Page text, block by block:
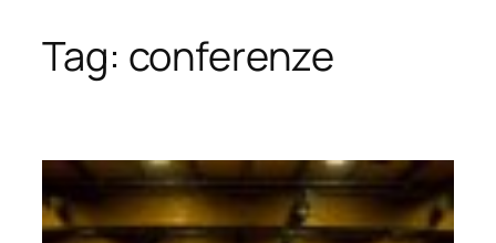
Tag: conferenze